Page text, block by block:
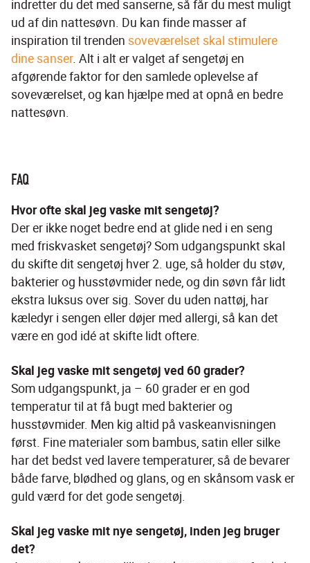
indretter du det med sanserne, så får du mest muligt
ud af din nattesøvn. Du kan finde masser af
inspiration til trenden soveværelset skal stimulere
dine sanser. Alt i alt er valget af sengetøj en
afgørende faktor for den samlede oplevelse af
soveværelset, og kan hjælpe med at opnå en bedre
nattesøvn.
FAQ
Hvor ofte skal jeg vaske mit sengetøj?
Der er ikke noget bedre end at glide ned i en seng
med friskvasket sengetøj? Som udgangspunkt skal
du skifte dit sengetøj hver 2. uge, så holder du støv,
bakterier og husstøvmider nede, og din søvn får lidt
ekstra luksus over sig. Sover du uden nattøj, har
kæledyr i sengen eller døjer med allergi, så kan det
være en god idé at skifte lidt oftere.
Skal jeg vaske mit sengetøj ved 60 grader?
Som udgangspunkt, ja – 60 grader er en god
temperatur til at få bugt med bakterier og
husstøvmider. Men kig altid på vaskeanvisningen
først. Fine materialer som bambus, satin eller silke
har det bedst ved lavere temperaturer, så de bevarer
både farve, blødhed og glans, og en skånsom vask er
guld værd for det gode sengetøj.
Skal jeg vaske mit nye sengetøj, inden jeg bruger
det?